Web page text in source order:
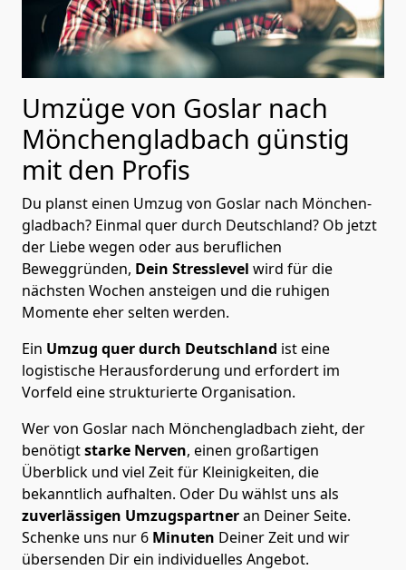
Umzüge von Goslar nach
Mönchen­gladbach günstig
mit den Profis
Du planst einen Umzug von Goslar nach Mönchen­
gladbach? Einmal quer durch Deutschland? Ob jetzt
der Liebe wegen oder aus beruflichen
Beweggründen, Dein Stresslevel wird für die
nächsten Wochen ansteigen und die ruhigen
Momente eher selten werden.
Ein Umzug quer durch Deutschland ist eine
logistische Herausforderung und erfordert im
Vorfeld eine strukturierte Organisation.
Wer von Goslar nach Mönchen­gladbach zieht, der
benötigtstarke Nerven, einen großartigen
Überblick und viel Zeit für Kleinigkeiten, die
bekanntlich aufhalten. Oder Du wählst uns als
zuverlässigen Umzugspartneran Deiner Seite.
Schenke uns nur 6 Minuten Deiner Zeit und wir
übersenden Dir ein individuelles Angebot.